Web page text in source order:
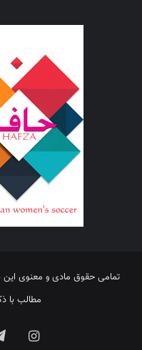
تمامی حقوق مادی و معنوی این
مطالب با